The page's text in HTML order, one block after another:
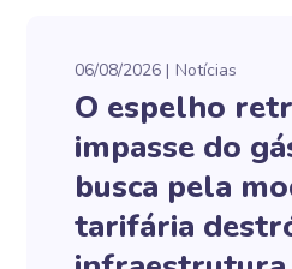
06/08/2026 Notícias
O espelho
impasse do
busca pela
tarifária